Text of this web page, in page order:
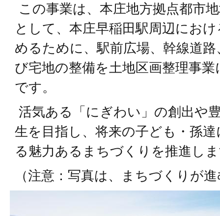
この事業は、本庄地方拠点都市
として、本庄早稲田駅周辺にお
めるために、駅前広場、幹線道
び宅地の整備を土地区画整理事
です。
活気ある「にぎわい」の創出や
生を目指し、将来の子ども・孫
る魅力あるまちづくりを推進し
（注意：写真は、まちづくりが